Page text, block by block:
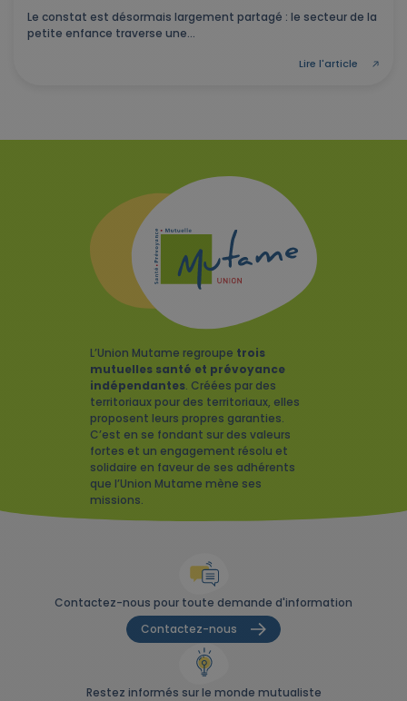
Le constat est désormais largement partagé : le secteur de la
petite enfance traverse une...
Lire l'article
L’Union Mutame regroupe trois
mutuelles santé et prévoyance
indépendantes. Créées par des
territoriaux pour des territoriaux, elles
proposent leurs propres garanties.
C’est en se fondant sur des valeurs
fortes et un engagement résolu et
solidaire en faveur de ses adhérents
que l’Union Mutame mène ses
missions.
Contactez-nous pour toute demande d'information
Contactez-nous
Restez informés sur le monde mutualiste